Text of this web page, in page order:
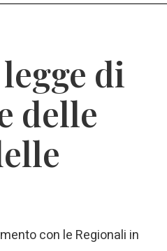
di
delle
con le Regionali in